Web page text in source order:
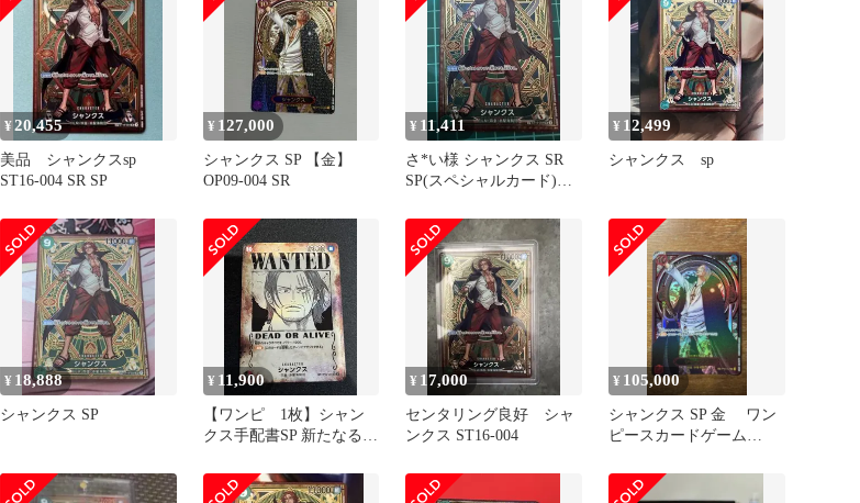
¥20,455
美品 シャンクスsp
ST16-004 SR SP
¥ 127,000
シャンクス SP 【金】
OP09-004 SR
¥ 11,411
さ*い様 シャンクス SR
SP(スペシャルカード)
¥ 12,499
シャンクス sp
¥ 18,888
シャンクス SP
¥ 11,900
【ワンピ 1枚】シャン
クス手配書SP 新たなる皇
¥ 17,000
センタリング良好 シャ
ンクス ST16-004
¥ 105,000
シャンクス SP 金 ワン
ピースカードゲーム